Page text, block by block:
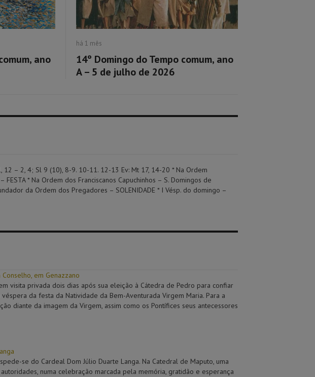
ano
há 1 mês
14º Domingo do Tempo comum, ano
A – 5 de julho de 2026
– 2, 4; Sl 9 (10), 8-9. 10-11. 12-13 Ev: Mt 17, 14-20 * Na Ordem
* Na Ordem dos Franciscanos Capuchinhos – S. Domingos de
da Ordem dos Pregadores – SOLENIDADE * I Vésp. do domingo –
em Genazzano
visita privada dois dias após sua eleição à Cátedra de Pedro para confiar
da festa da Natividade da Bem-Aventurada Virgem Maria. Para a
diante da imagem da Virgem, assim como os Pontífices seus antecessores
se do Cardeal Dom Júlio Duarte Langa. Na Catedral de Maputo, uma
numa celebração marcada pela memória, gratidão e esperança